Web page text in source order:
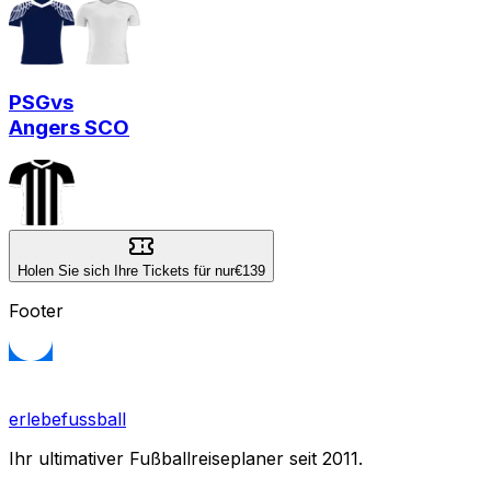
PSGvs
Angers SCO
Holen Sie sich Ihre Tickets für nur€139
Footer
erlebefussball
Ihr ultimativer Fußballreiseplaner seit 2011.